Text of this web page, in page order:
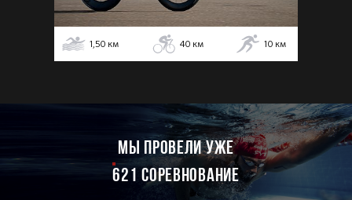
1,50 км 40 км 10 км
мы провели уже
621 соревнование